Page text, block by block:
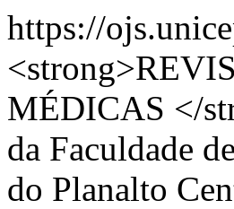
https://
MÉDICAS </
da Faculdade
do Planalto